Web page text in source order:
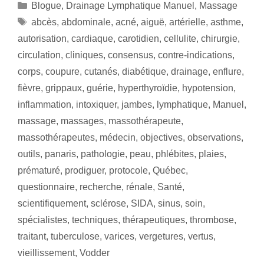
Blogue, Drainage Lymphatique Manuel , Massage
abcès, abdominale, acné, aiguë, artérielle, asthme,
autorisation, cardiaque, carotidien, cellulite, chirurgie,
circulation, cliniques, consensus, contre-indications,
corps, coupure, cutanés, diabétique, drainage, enflure,
fièvre, grippaux, guérie, hyperthyroïdie, hypotension,
inflammation, intoxiquer, jambes, lymphatique, Manuel ,
massage, massages, massothérapeute,
massothérapeutes, médecin, objectives, observations,
outils, panaris, pathologie, peau, phlébites, plaies,
prématuré, prodiguer, protocole, Québec,
questionnaire, recherche, rénale, Santé,
scientifiquement, sclérose, SIDA, sinus, soin,
spécialistes, techniques, thérapeutiques, thrombose,
traitant, tuberculose, varices, vergetures, vertus,
vieillissement, Vodder